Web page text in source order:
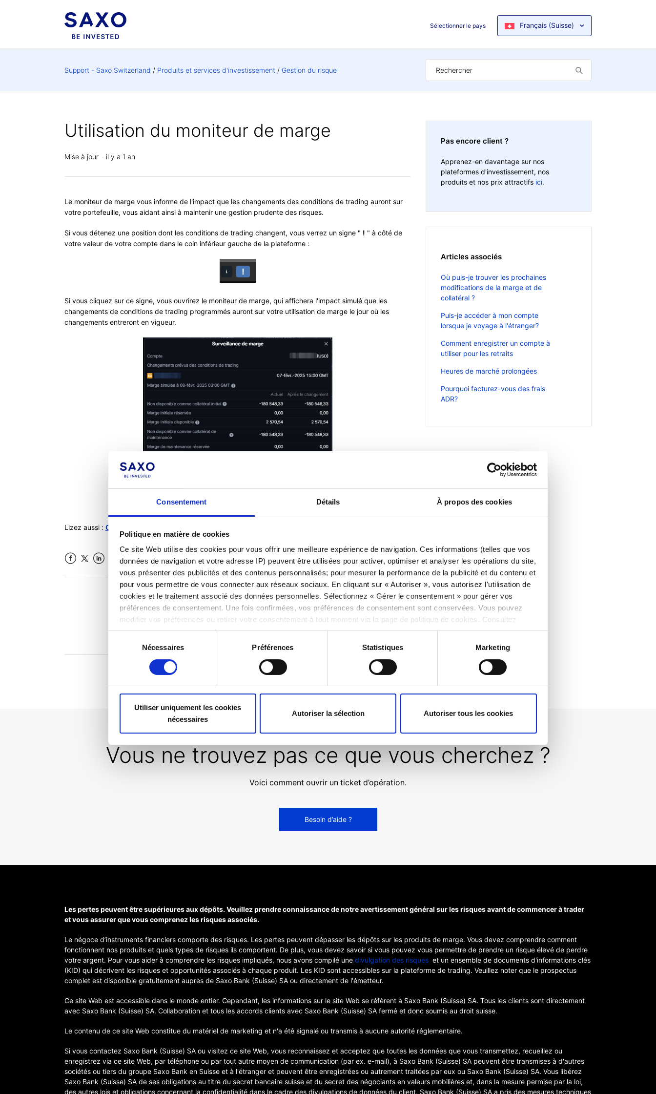
Consentement Détails À propos des cookies
Politique en matière de cookies
Ce site Web utilise des cookies pour vous offrir une meilleure expérience de navigation. Ces informations (telles que vos
données de navigation et votre adresse IP) peuvent être utilisées pour activer, optimiser et analyser les opérations du site,
vous présenter des publicités et des contenus personnalisés; pour mesurer la performance de la publicité et du contenu et
pour vous permettre de vous connecter aux réseaux sociaux. En cliquant sur « Autoriser », vous autorisez l'utilisation de
cookies et le traitement associé des données personnelles. Sélectionnez « Gérer le consentement » pour gérer vos
préférences de consentement. Une fois confirmées, vos préférences de consentement sont conservées. Vous pouvez
modifier vos préférences ou retirer votre consentement à tout moment via la page de politique de cookies. Consultez
notre politique en matière de cookies icietnotre politique de confidentialité ici.
consentement
Nécessaires Préférences Statistiques Marketing
Utiliser uniquement les cookies
nécessaires
Autoriser la sélection Autoriser tous les cookies
Sélectionner le pays Français (Suisse)
Support - Saxo Switzerland Produits et services d'investissement Gestion du risque
Utilisation du moniteur de marge
Mise à jour il y a 1 an
Le moniteur de marge vous informe de l'impact que les changements des conditions de trading auront sur
votre portefeuille, vous aidant ainsi à maintenir une gestion prudente des risques.
Si vous détenez une position dont les conditions de trading changent, vous verrez un signe " ! " à côté de
votre valeur de votre compte dans le coin inférieur gauche de la plateforme :
Si vous cliquez sur ce signe, vous ouvrirez le moniteur de marge, qui affichera l'impact simulé que les
changements de conditions de trading programmés auront sur votre utilisation de marge le jour où les
changements entreront en vigueur.
Lizez aussi : Où puis-je trouver les changements de marge et de garantie à venir ?
LinkedIn
Cet article vous a-t-il été utile ?
Pas encore client ?
Apprenez-en davantage sur nos
plateformes d'investissement, nos
produits et nos prix attractifs ici.
Articles associés
Où puis-je trouver les prochaines
modifications de la marge et de
collatéral ?
Puis-je accéder à mon compte
lorsque je voyage à l'étranger?
Comment enregistrer un compte à
utiliser pour les retraits
Heures de marché prolongées
Pourquoi facturez-vous des frais
ADR?
Vous ne trouvez pas ce que vous cherchez ?
Voici comment ouvrir un ticket d’opération.
Besoin d’aide ?
Les pertes peuvent être supérieures aux dépôts. Veuillez prendre connaissance de notre avertissement général sur les risques avant de commencer à trader
et vous assurer que vous comprenez les risques associés.
Le négoce d’instruments financiers comporte des risques. Les pertes peuvent dépasser les dépôts sur les produits de marge. Vous devez comprendre comment
fonctionnent nos produits et quels types de risques ils comportent. De plus, vous devez savoir si vous pouvez vous permettre de prendre un risque élevé de perdre
votre argent. Pour vous aider à comprendre les risques impliqués, nous avons compilé une divulgation des risques et un ensemble de documents d'informations clés
(KID) qui décrivent les risques et opportunités associés à chaque produit. Les KID sont accessibles sur la plateforme de trading. Veuillez noter que le prospectus
complet est disponible gratuitement auprès de Saxo Bank (Suisse) SA ou directement de l'émetteur.
Ce site Web est accessible dans le monde entier. Cependant, les informations sur le site Web se réfèrent à Saxo Bank (Suisse) SA. Tous les clients sont directement
avec Saxo Bank (Suisse) SA. Collaboration et tous les accords clients avec Saxo Bank (Suisse) SA fermé et donc soumis au droit suisse.
Le contenu de ce site Web constitue du matériel de marketing et n'a été signalé ou transmis à aucune autorité réglementaire.
Si vous contactez Saxo Bank (Suisse) SA ou visitez ce site Web, vous reconnaissez et acceptez que toutes les données que vous transmettez, recueillez ou
enregistrez via ce site Web, par téléphone ou par tout autre moyen de communication (par ex. e-mail), à Saxo Bank (Suisse) SA peuvent être transmises à d'autres
sociétés ou tiers du groupe Saxo Bank en Suisse et à l'étranger et peuvent être enregistrées ou autrement traitées par eux ou Saxo Bank (Suisse) SA. Vous libérez
Saxo Bank (Suisse) SA de ses obligations au titre du secret bancaire suisse et du secret des négociants en valeurs mobilières et, dans la mesure permise par la loi,
des autres lois et obligations concernant la confidentialité dans le cadre des divulgations de données du client. Saxo Bank (Suisse) SA a pris des mesures techniques